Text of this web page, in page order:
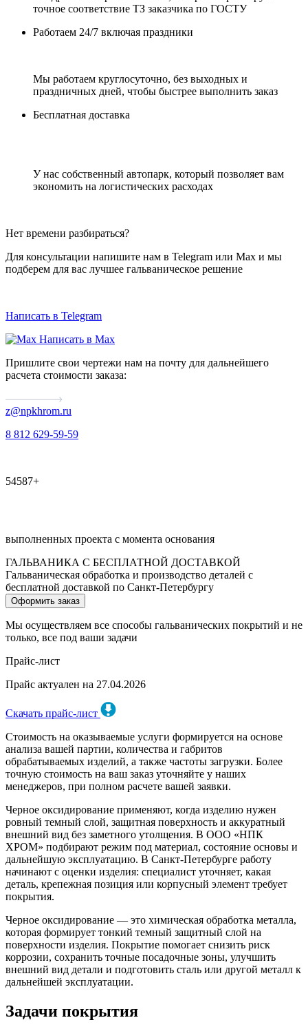
точное соответствие ТЗ заказчика по ГОСТУ
Работаем 24/7 включая праздники
Мы работаем круглосуточно, без выходных и
праздничных дней, чтобы быстрее выполнить заказ
Бесплатная доставка
У нас собственный автопарк, который позволяет вам
экономить на логистических расходах
Нет времени разбираться?
Для консультации напишите нам в Telegram или Max и мы
подберем для вас лучшее гальваническое решение
Написать в Telegram
Написать в Max
Пришлите свои чертежи нам на почту для дальнейшего
расчета стоимости заказа:
z@npkhrom.ru
8 812 629-59-59
54587+
выполненных проекта с момента основания
ГАЛЬВАНИКА С БЕСПЛАТНОЙ ДОСТАВКОЙ
Гальваническая обработка и производство деталей с
бесплатной доставкой по Санкт-Петербургу
Оформить заказ
Мы осуществляем все способы гальванических покрытий и не
только, все под ваши задачи
Прайс-лист
Прайс актуален на 27.04.2026
Скачать прайс-лист
Стоимость на оказываемые услуги формируется на основе
анализа вашей партии, количества и габритов
обрабатываемых изделий, а также частоты загрузки. Более
точную стоимость на ваш заказ уточняйте у наших
менеджеров, при полном расчете вашей заявки.
Черное оксидирование применяют, когда изделию нужен
ровный темный слой, защитная поверхность и аккуратный
внешний вид без заметного утолщения. В ООО «НПК
ХРОМ» подбирают режим под материал, состояние основы и
дальнейшую эксплуатацию. В Санкт-Петербурге работу
начинают с оценки изделия: специалист уточняет, какая
деталь, крепежная позиция или корпусный элемент требует
покрытия.
Черное оксидирование — это химическая обработка металла,
которая формирует тонкий темный защитный слой на
поверхности изделия. Покрытие помогает снизить риск
коррозии, сохранить точные посадочные зоны, улучшить
внешний вид детали и подготовить сталь или другой металл к
дальнейшей эксплуатации.
Задачи покрытия